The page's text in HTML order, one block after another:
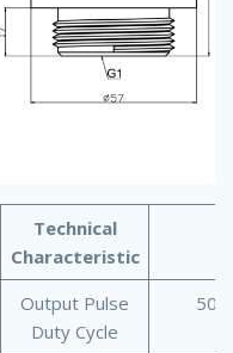
Technical
Characteristic
Output Pulse
Duty Cycle